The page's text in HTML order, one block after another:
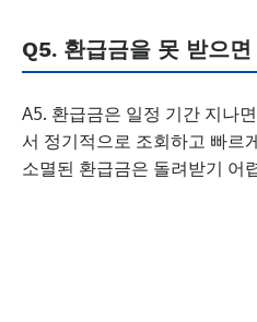
Q5. 환급금을 못 받으
A5. 환급금은 일정 기간 지나
서 정기적으로 조회하고 빠르
소멸된 환급금은 돌려받기 어